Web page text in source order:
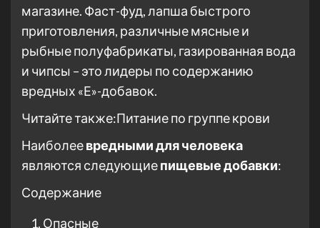
магазине. Фаст-фуд, лапша быстрого
приготовления, различные мясные и
рыбные полуфабрикаты, газированная вода
и чипсы – это лидеры по содержанию
вредных «Е»-добавок.
Читайте также:Питание по группе крови
Наиболеевредными для человека
являются следующиепищевые добавки:
Содержание
Опасные